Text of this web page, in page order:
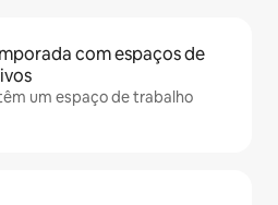
com espaços de
um espaço de trabalho